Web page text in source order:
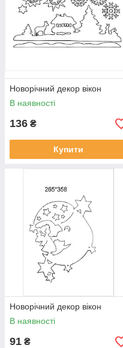
Новорічний декор вікон
В наявності
136 ₴
Купити
Новорічний декор вікон
В наявності
91 ₴